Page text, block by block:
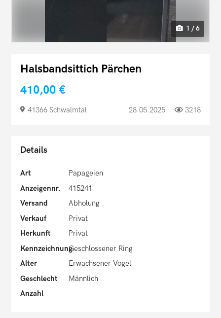
1 / 6
Halsbandsittich Pärchen
410,00 €
41366 Schwalmtal 28.05.2025 3218
Details
Art
Papageien
Anzeigennr.
415241
Versand
Abholung
Verkauf
Privat
Herkunft
Privat
KennzeichnungGeschlossener Ring
Alter
Erwachsener Vogel
Geschlecht
Männlich
Anzahl